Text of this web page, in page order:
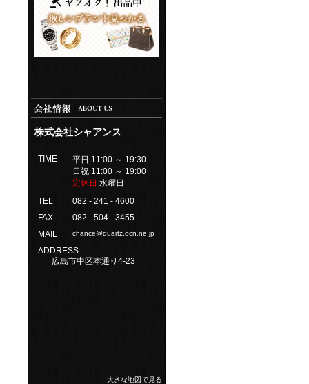
株式会社シャアンス
TIME
平日 11:00 ～ 19:30
日祝 11:00 ～ 19:00
定休日 水曜日
TEL
082 - 241 - 4600
FAX
082 - 504 - 3455
MAIL
chance@quartz.ocn.ne.jp
ADDRESS
広島市中区本通り4-23
大きな地図で見る